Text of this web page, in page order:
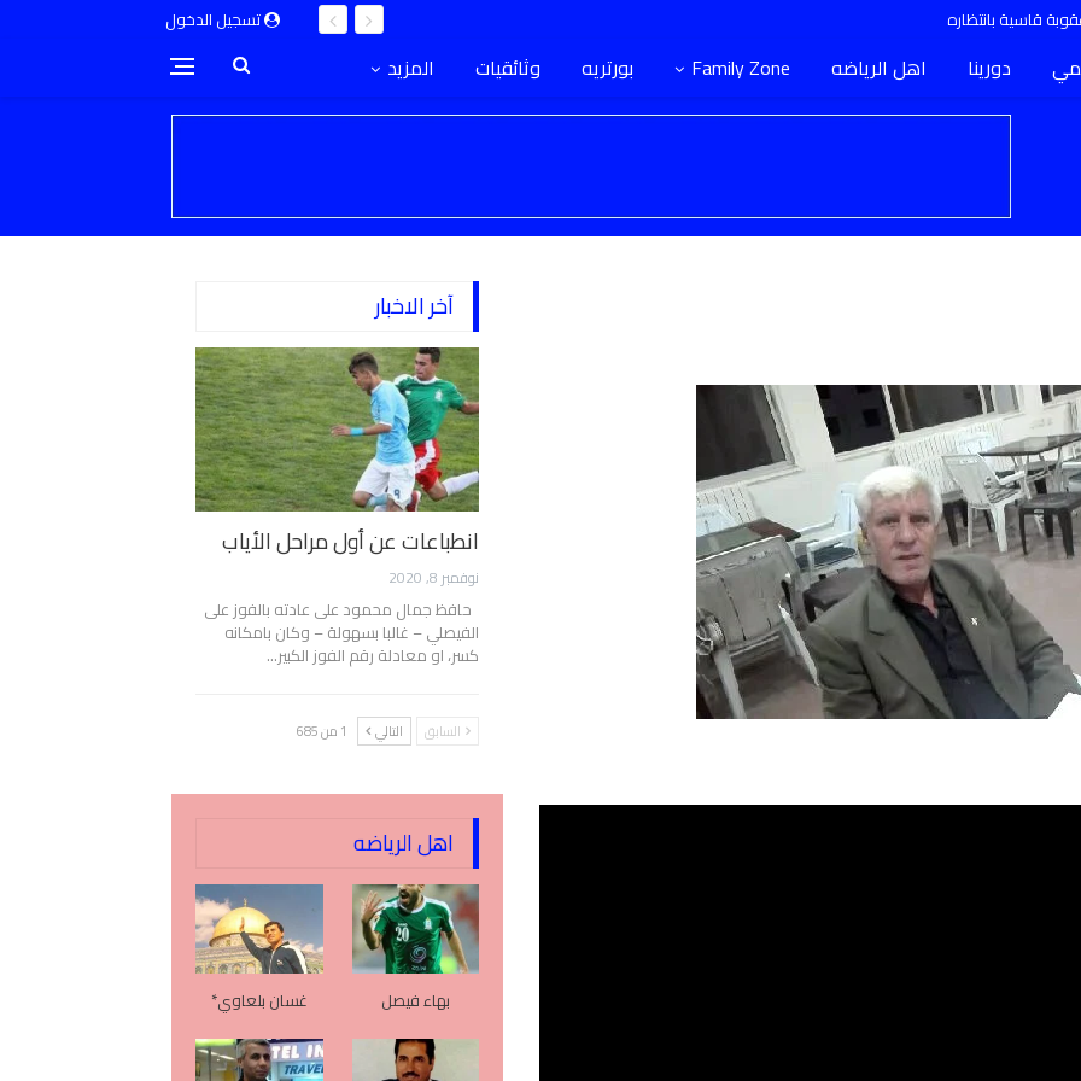
تسجيل الدخول قاسية بانتظاره
دورينا اهل الرياضه Family Zone بورتريه وثائقيات المزيد
آخر الاخبار
انطباعات عن أول مراحل الأياب
نوفمبر 8, 2020
حافظ جمال محمود على عادته بالفوز على
الفيصلي – غالبا بسهولة – وكان بامكانه
كسر، او معادلة رقم الفوز الكبير…
السابق التالي 1 من 685
اهل الرياضه
بهاء فيصل غسان بلعاوي*